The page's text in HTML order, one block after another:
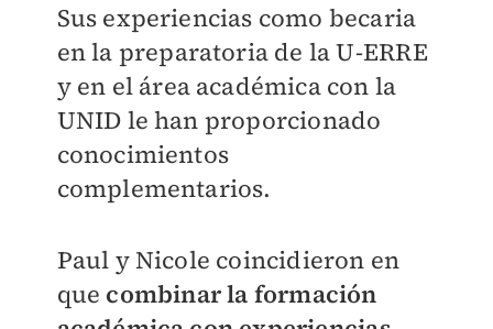
Sus experiencias como becaria
en la preparatoria de la U-ERRE
y en el área académica con la
UNID le han proporcionado
conocimientos
complementarios.
Paul y Nicole coincidieron en
que combinar la formación